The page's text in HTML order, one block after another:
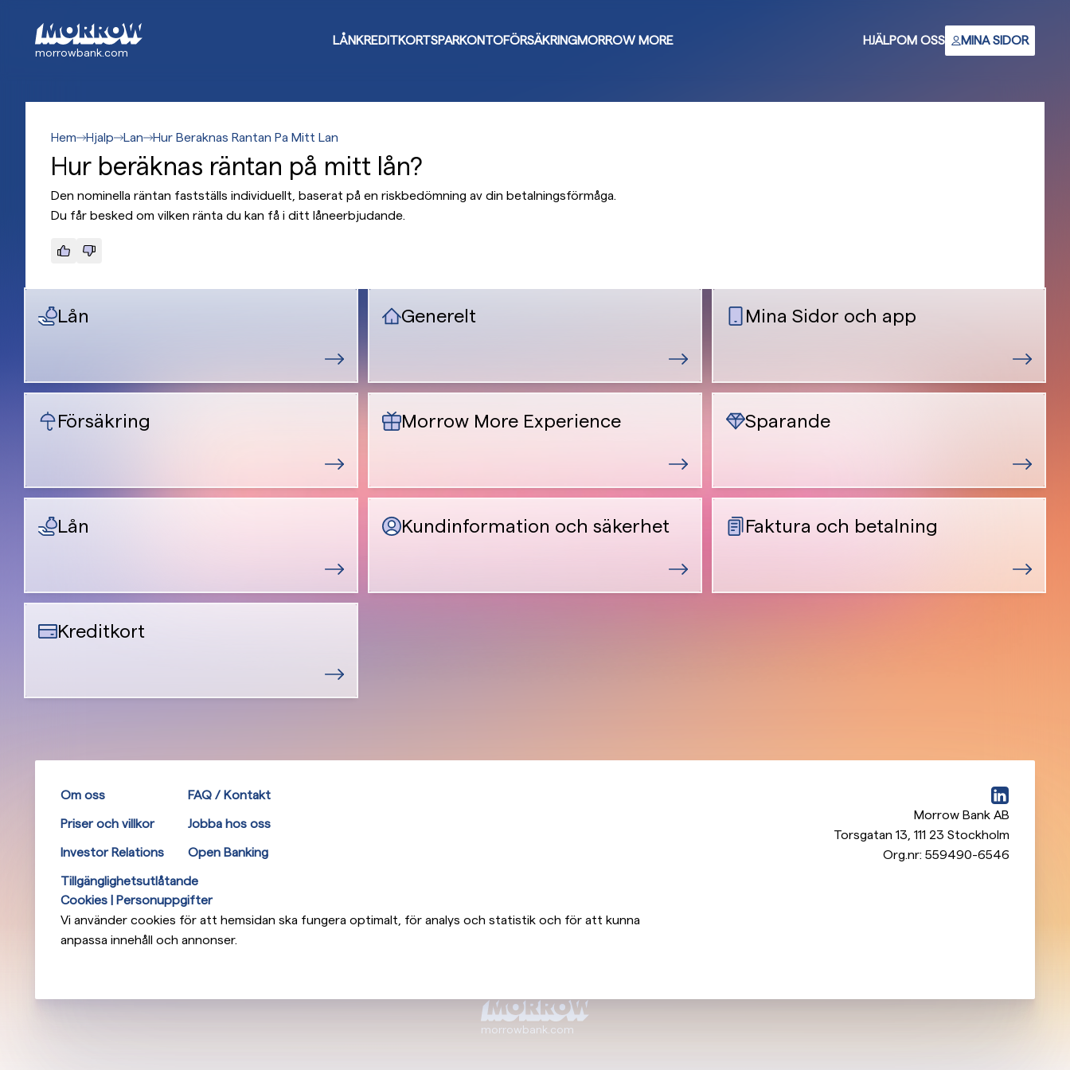
huvudinnehåll
morrowbank.com
LÅNKREDITKORTSPARKONTOFÖRSÄKRINGMORROW MORE HJÄLPOM OSS MINA SIDOR
Hem Hjalp Lan Hur Beraknas Rantan Pa Mitt Lan
Hur beräknas räntan på mitt lån?
Den nominella räntan fastställs individuellt, baserat på en riskbedömning av din betalningsförmåga.
Du får besked om vilken ränta du kan få i ditt låneerbjudande.
Lån Generelt Mina Sidor och app
Försäkring Morrow More Experience Sparande
Lån Kundinformation och säkerhet Faktura och betalning
Kreditkort
Om oss FAQ / Kontakt
Priser och villkor Jobba hos oss
Investor Relations Open Banking
Tillgänglighetsutlåtande
Cookies | Personuppgifter
Vi använder cookies för att hemsidan ska fungera optimalt, för analys och statistik och för att kunna
anpassa innehåll och annonser.
Morrow Bank AB
Torsgatan 13 111 23 Stockholm
Org.nr: 559490-6546
morrowbank.com